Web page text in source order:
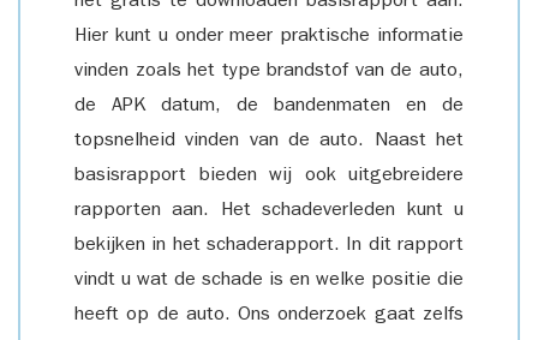
Hier kunt u onder meer praktische informatie
vinden zoals het type brandstof van de auto,
de APK datum, de bandenmaten en de
topsnelheid vinden van de auto. Naast het
basisrapport bieden wij ook uitgebreidere
rapporten aan. Het schadeverleden kunt u
bekijken in het schaderapport. In dit rapport
vindt u wat de schade is en welke positie die
heeft op de auto. Ons onderzoek gaat zelfs